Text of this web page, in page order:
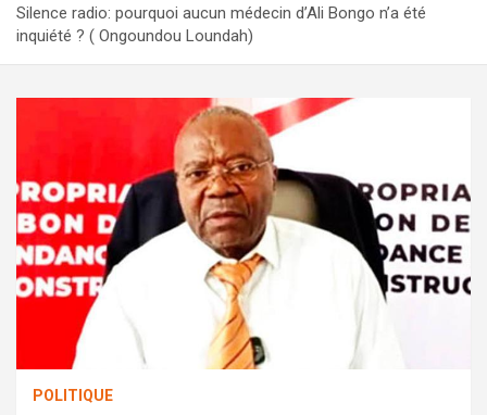
Silence radio: pourquoi aucun médecin d’Ali Bongo n’a été
inquiété ? ( Ongoundou Loundah)
POLITIQUE